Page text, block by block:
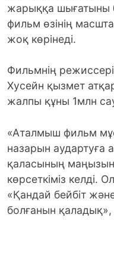
жарыққа шығатыны
фильм өзінің
жоқ көрінеді.
Фильмнің
Хусейн қызмет
жалпы құны 1млн
«Аталмыш фильм
назарын аудартуға
қаласының маңызын,
көрсеткіміз келді.
«Қандай бейбіт
болғанын